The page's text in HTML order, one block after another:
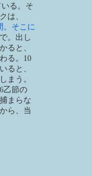
る。そ
は、
。そこに
。出し
ると、
る。10
ると、
まう。
乙節の
まらな
ら、当